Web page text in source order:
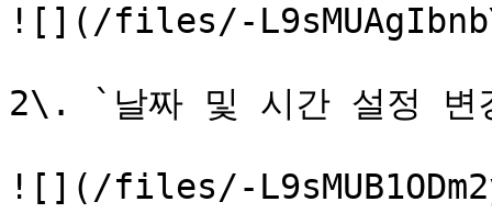
![](/files/-
2\. `날짜 및 시간 설정
![](/files/-